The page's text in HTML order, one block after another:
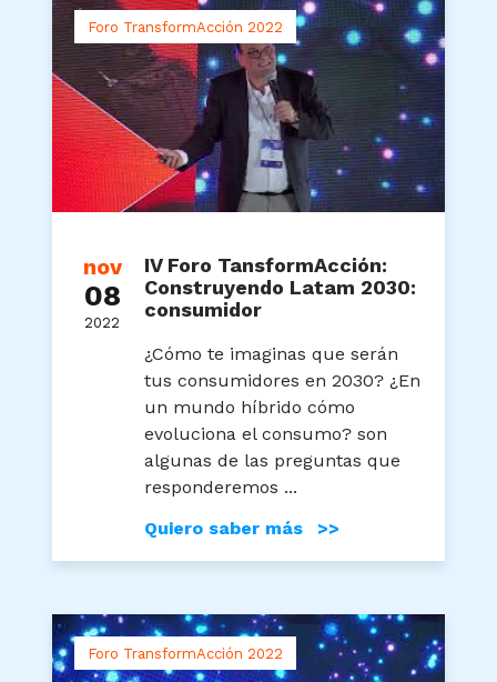
nov
08
2022
Foro TransformAcción 2022
IV Foro TansformAcción:
Construyendo Latam 2030:
consumidor
¿Cómo te imaginas que serán
tus consumidores en 2030? ¿En
un mundo híbrido cómo
evoluciona el consumo? son
algunas de las preguntas que
responderemos ...
Quiero saber más >>
Foro TransformAcción 2022